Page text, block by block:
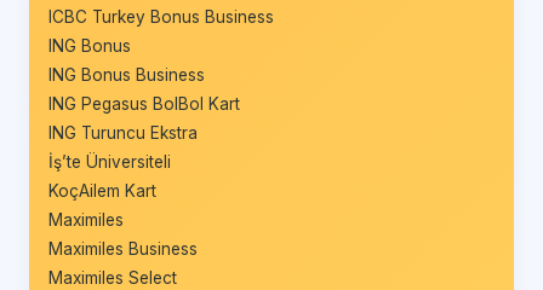
ICBC Turkey Bonus Business
ING Bonus
ING Bonus Business
ING Pegasus BolBol Kart
ING Turuncu Ekstra
İş’te Üniversiteli
KoçAilem Kart
Maximiles
Maximiles Business
Maximiles Select